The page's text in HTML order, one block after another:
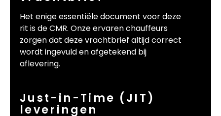
Het enige essentiële document voor deze
rit is de CMR. Onze ervaren chauffeurs
zorgen dat deze vrachtbrief altijd correct
wordt ingevuld en afgetekend bij
aflevering.
Just-in-Time (JIT)
leveringen